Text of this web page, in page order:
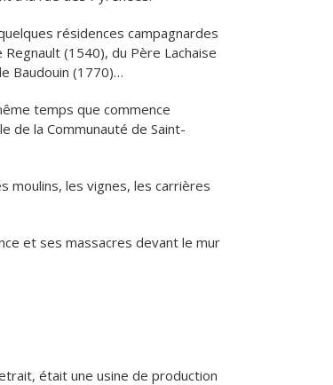
résidences campagnardes
(1540), du Père Lachaise
Baudouin (1770)…
temps que commence
de la Communauté de Saint-
moulins, les vignes, les carrières
et ses massacres devant le mur
était une usine de production